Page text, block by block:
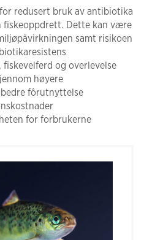
redusert bruk av antibiotika
fiskeoppdrett. Dette kan være
samt risikoen
fiskevelferd og overlevelse
høyere
fôrutnyttelse
for forbrukerne